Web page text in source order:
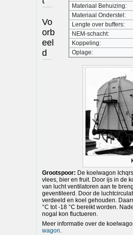
Materiaal Behuizing:
Materiaal Onderstel:
Lengte over buffers:
NEM-schacht:
Koppeling:
Oplage:
Vo
orb
eel
d
Grootspoor: De koelwagon
vlees, bier en fruit. Door ijs in de
van lucht ventilatoren aan te
geventileerd. Door de
verdeeld en koel gehouden.
°C tot -18 °C bereikt worden.
nogal kon fluctueren.
Meer informatie over de
wagon.